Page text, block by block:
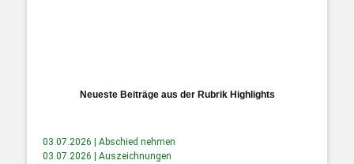
Neueste Beiträge aus der Rubrik Highlights
03.07.2026 | Abschied nehmen
03.07.2026 | Auszeichnungen